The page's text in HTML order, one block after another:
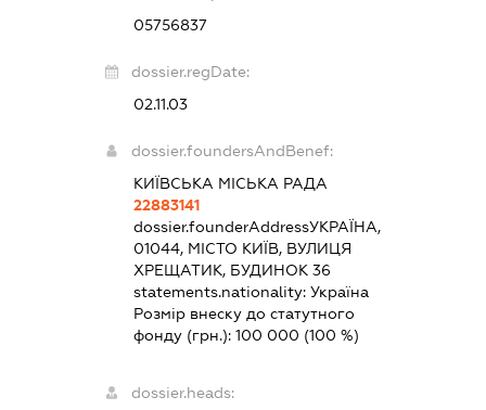
05756837
dossier.regDate:
02.11.03
dossier.foundersAndBenef:
КИЇВСЬКА МІСЬКА РАДА
22883141
dossier.founderAddressУКРАЇНА,
01044, МІСТО КИЇВ, ВУЛИЦЯ
ХРЕЩАТИК, БУДИНОК 36
statements.nationality: Україна
Розмір внеску до статутного
фонду (грн.): 100 000 (100 %)
dossier.heads: